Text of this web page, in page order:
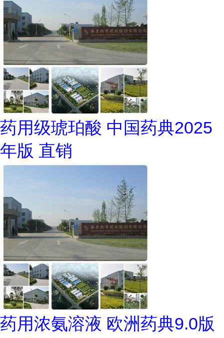
药用级琥珀酸 中国药典2025
年版 直销
药用浓氨溶液 欧洲药典9.0版